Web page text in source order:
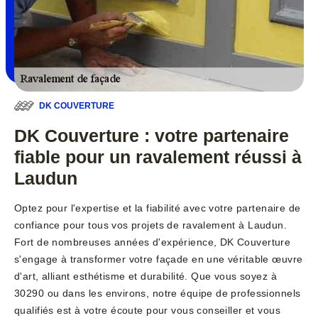
DK COUVERTURE
DK Couverture : votre partenaire
fiable pour un ravalement réussi à
Laudun
Optez pour l'expertise et la fiabilité avec votre partenaire de
confiance pour tous vos projets de ravalement à Laudun.
Fort de nombreuses années d'expérience, DK Couverture
s'engage à transformer votre façade en une véritable œuvre
d'art, alliant esthétisme et durabilité. Que vous soyez à
30290 ou dans les environs, notre équipe de professionnels
qualifiés est à votre écoute pour vous conseiller et vous